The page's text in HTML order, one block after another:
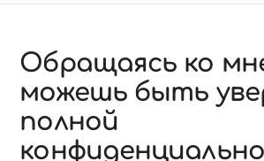
Обращаясь ко
можешь быть
полной